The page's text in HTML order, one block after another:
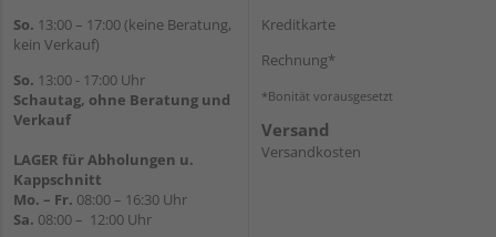
So. 13:00 – 17:00 (keine Beratung,
kein Verkauf)
So. 13:00 - 17:00 Uhr
Schautag, ohne Beratung und
Verkauf
LAGER für Abholungen u.
Kappschnitt
Mo. – Fr. 08:00 – 16:30 Uhr
Sa. 08:00 – 12:00 Uhr
Kreditkarte
Rechnung*
*Bonität vorausgesetzt
Versand
Versandkosten